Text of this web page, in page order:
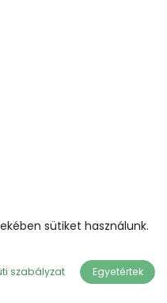
sütiket használunk.
szabályzat Egyetértek